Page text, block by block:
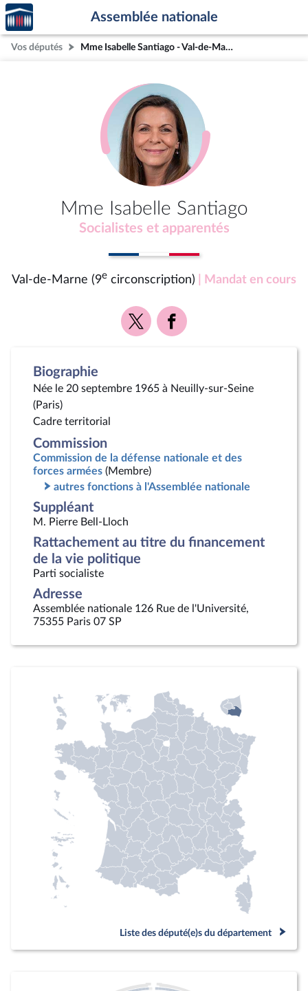
Aller au contenu
Aller en bas de la page
Accèder
à la
page
d'accueil
Assemblée nationale
Vos députés Mme Isabelle Santiago - Val-de-Marne (9e circonscription)
Mme Isabelle Santiago
Socialistes et apparentés
Val-de-Marne (9e circonscription) | Mandat en cours
Voir
la
Voir
la
Biographie
Née le 20 septembre 1965 à Neuilly-sur-Seine
(Paris)
Cadre territorial
Commission
Commission de la défense nationale et des
forces armées (Membre)
autres fonctions à l'Assemblée nationale
Suppléant
M. Pierre Bell-Lloch
Rattachement au titre du financement
de la vie politique
Parti socialiste
Adresse
Assemblée nationale 126 Rue de l'Université,
75355 Paris 07 SP
Liste des député(e)s du département